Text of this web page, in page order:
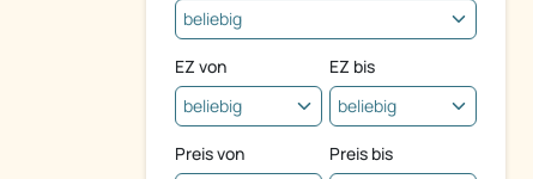
EZ von EZ bis
Preis von Preis bis